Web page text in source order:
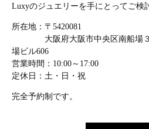
Luxyのジュエリーを手にとってご検
所在地：〒5420081
大阪府大阪市中央区南船場３
場ビル606
営業時間：10:00～17:00
定休日：土・日・祝
完全予約制です。